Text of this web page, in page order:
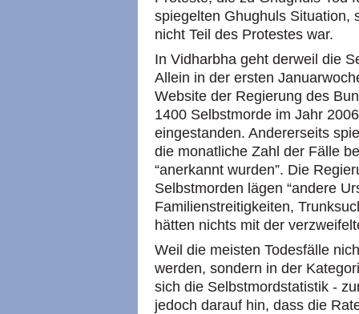
spiegelten Ghughuls Situation,
nicht Teil des Protestes war.
In Vidharbha geht derweil die
Allein in der ersten
Website der Regierung des
1400 Selbstmorde im Jahr
eingestanden. Andererseits
die monatliche Zahl der Fälle
“anerkannt wurden”. Die
Selbstmorden lägen “andere
Familienstreitigkeiten,
hätten nichts mit der
Weil die meisten Todesfälle
werden, sondern in der
sich die Selbstmordstatistik -
jedoch darauf hin, dass die